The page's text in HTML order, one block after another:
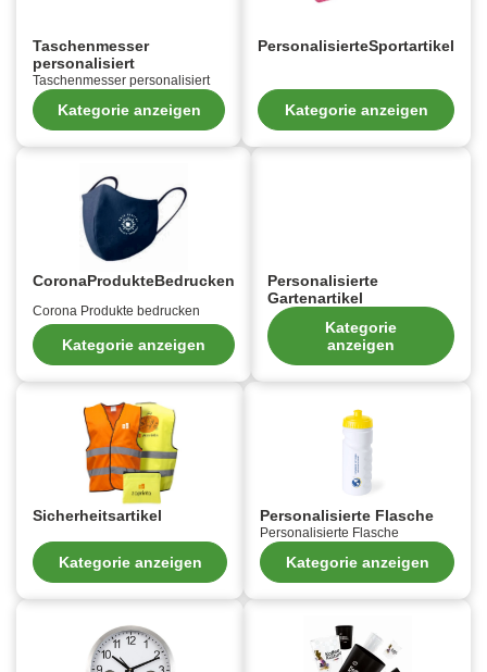
Taschenmesser
personalisiert
Taschenmesser personalisiert
Kategorie anzeigen
PersonalisierteSportartikel
Kategorie anzeigen
CoronaProdukteBedrucken
Corona Produkte bedrucken
Kategorie anzeigen
Personalisierte
Gartenartikel
Kategorie
anzeigen
Sicherheitsartikel
Kategorie anzeigen
Personalisierte Flasche
Personalisierte Flasche
Kategorie anzeigen